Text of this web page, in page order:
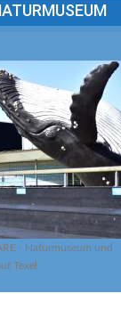
- Naturmuseum und
Texel